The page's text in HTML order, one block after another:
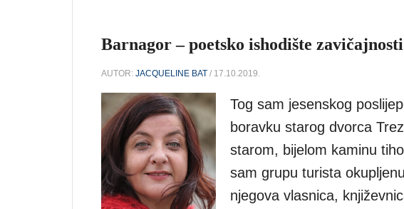
Barnagor – poetsko ishodište zavičajnosti
AUTOR: JACQUELINE BAT / 17.10.2019.
Tog sam jesenskog
boravku starog dvorca
starom, bijelom kaminu
sam grupu turista
njegova vlasnica,